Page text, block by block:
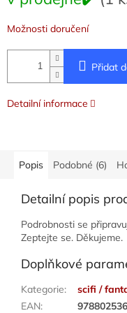
Možnosti doručení
Přidat
Detailní informace
Popis Podobné (6)
Detailní popis
Podrobnosti se
Zeptejte se. Děkujeme.
Doplňkové
Kategorie:
scifi /
EAN: